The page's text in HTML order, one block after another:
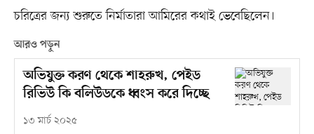
চরিত্রের জন্য শুরুতে নির্মাতারা আমিরের কথাই ভেবেছিলেন।
আরও পড়ুন
অভিযুক্ত করণ থেকে শাহরুখ, পেইড
রিভিউ কি বলিউডকে ধ্বংস করে দিচ্ছে
১৩ মার্চ ২০২৫